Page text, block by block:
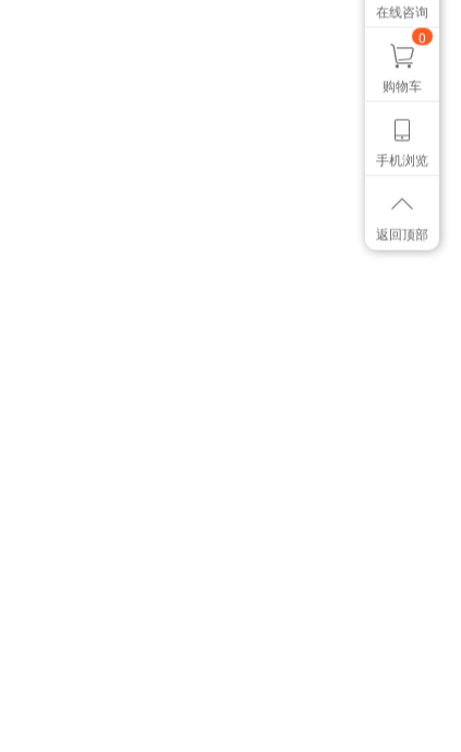
想找个色卡
颜色管控讨论
在线咨询
0
购物车
手机浏览
返回顶部